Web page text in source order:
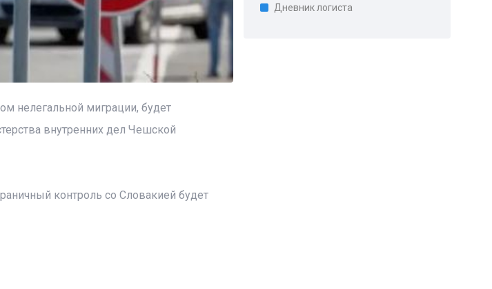
нелегальной миграции, будет
внутренних дел Чешской
контроль со Словакией будет
Дневник логиста